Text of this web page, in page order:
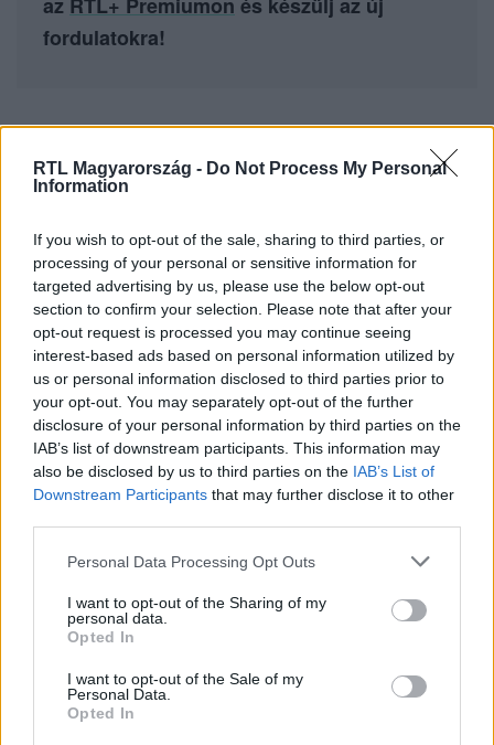
RTL Magyarország - Do Not Process My Personal
Information
If you wish to opt-out of the sale, sharing to third parties, or
processing of your personal or sensitive information for
targeted advertising by us, please use the below opt-out
section to confirm your selection. Please note that after your
opt-out request is processed you may continue seeing
interest-based ads based on personal information utilized by
us or personal information disclosed to third parties prior to
your opt-out. You may separately opt-out of the further
disclosure of your personal information by third parties on the
IAB’s list of downstream participants. This information may
also be disclosed by us to third parties on the IAB’s List of
Downstream Participants that may further disclose it to other
Please note that this website/app uses one or more Google
not limited to your visit or usage behaviour. You may click to
grant or deny consent to Google and its third-party tags to
use your data for below specified purposes in below Google
consent section.
Personal Data Processing Opt Outs
I want to opt-out of the Sharing of my
personal data.
Opted In
I want to opt-out of the Sale of my
Personal Data.
Opted In
fordulatokra!
Itt állítsd be, hogy az RTL.hu az elsők között
legyen a Google-találatokban!
Kövess minket, és értesülj a friss hírekről a
Facebookon is!
Követem
NYERŐ PÁROS